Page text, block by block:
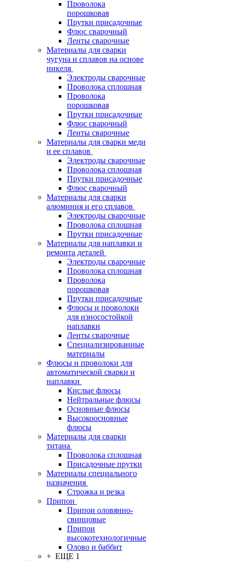
Проволока
порошковая
Прутки присадочные
Флюс сварочный
Ленты сварочные
Материалы для сварки
чугуна и сплавов на основе
никеля
Электроды сварочные
Проволока сплошная
Проволока
порошковая
Прутки присадочные
Флюс сварочный
Ленты сварочные
Материалы для сварки меди
и ее сплавов
Электроды сварочные
Проволока сплошная
Прутки присадочные
Флюс сварочный
Материалы для сварки
алюминия и его сплавов
Электроды сварочные
Проволока сплошная
Прутки присадочные
Материалы для наплавки и
ремонта деталей
Электроды сварочные
Проволока сплошная
Проволока
порошковая
Прутки присадочные
Флюсы и проволоки
для износостойкой
наплавки
Ленты сварочные
Специализированные
материалы
Флюсы и проволоки для
автоматической сварки и
наплавки
Кислые флюсы
Нейтральные флюсы
Основные флюсы
Высокоосновные
флюсы
Материалы для сварки
титана
Проволока сплошная
Присадочные прутки
Материалы специального
назначения
Строжка и резка
Припои
Припои оловянно-
свинцовые
Припои
высокотехнологичные
Олово и баббит
+ ЕЩЕ 1